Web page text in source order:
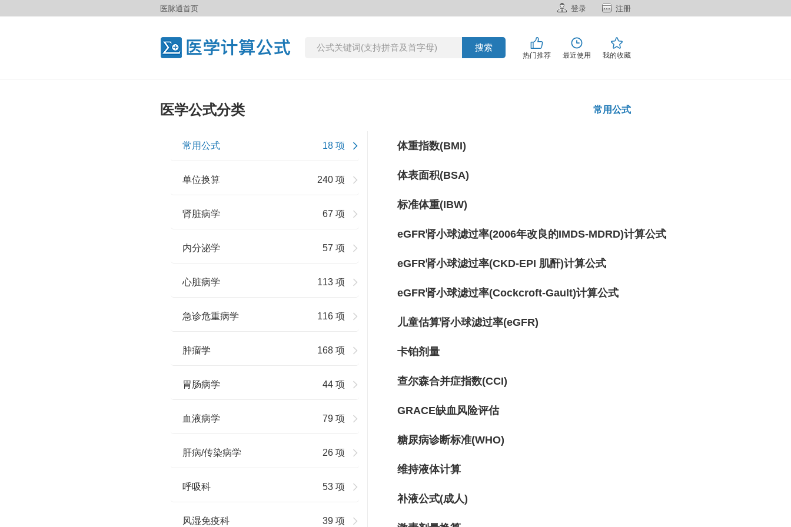
医脉通首页 登录 注册
热门推荐 最近使用 我的收藏
医学公式分类 常用公式
常用公式 18 项
单位换算 240 项
肾脏病学 67 项
内分泌学 57 项
心脏病学 113 项
急诊危重病学 116 项
肿瘤学 168 项
胃肠病学 44 项
血液病学 79 项
肝病/传染病学 26 项
呼吸科 53 项
风湿免疫科 39 项
体重指数(BMI)
体表面积(BSA)
标准体重(IBW)
eGFR肾小球滤过率(2006年改良的IMDS-MDRD)计算公式
eGFR肾小球滤过率(CKD-EPI 肌酐)计算公式
eGFR肾小球滤过率(Cockcroft-Gault)计算公式
儿童估算肾小球滤过率(eGFR)
卡铂剂量
查尔森合并症指数(CCI)
GRACE缺血风险评估
糖尿病诊断标准(WHO)
维持液体计算
补液公式(成人)